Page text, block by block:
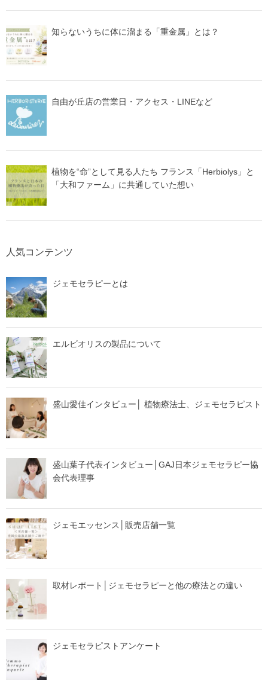
知らないうちに体に溜まる「重金属」とは？
自由が丘店の営業日・アクセス・LINEなど
植物を“命”として見る人たち フランス「Herbiolys」と
「大和ファーム」に共通していた想い
人気コンテンツ
ジェモセラピーとは
エルビオリスの製品について
盛山愛佳インタビュー│ 植物療法士、ジェモセラピスト
盛山葉子代表インタビュー│GAJ日本ジェモセラピー協
会代表理事
ジェモエッセンス│販売店舗一覧
取材レポート│ジェモセラピーと他の療法との違い
ジェモセラピストアンケート